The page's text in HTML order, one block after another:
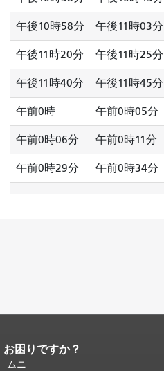
午後10時58分 午後11時03分
午後11時20分 午後11時25分
午後11時40分 午後11時45分
午前0時 午前0時05分
午前0時06分 午前0時11分
午前0時29分 午前0時34分
ページコンテンツの終わり。
ジの残りの部分はすべてのページで繰
お困りですか？
ムニ